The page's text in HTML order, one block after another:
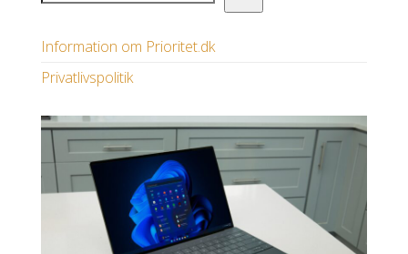
Information om Prioritet.dk
Privatlivspolitik